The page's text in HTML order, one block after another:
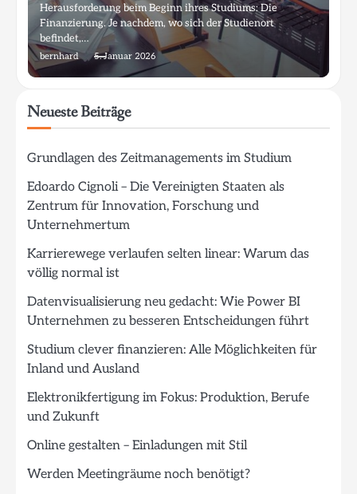
Herausforderung beim Beginn ihres Studiums: Die
Finanzierung. Je nachdem, wo sich der Studienort
befindet,…
bernhard 5. Januar 2026
Neueste Beiträge
Grundlagen des Zeitmanagements im Studium
Edoardo Cignoli – Die Vereinigten Staaten als
Zentrum für Innovation, Forschung und
Unternehmertum
Karrierewege verlaufen selten linear: Warum das
völlig normal ist
Datenvisualisierung neu gedacht: Wie Power BI
Unternehmen zu besseren Entscheidungen führt
Studium clever finanzieren: Alle Möglichkeiten für
Inland und Ausland
Elektronikfertigung im Fokus: Produktion, Berufe
und Zukunft
Online gestalten – Einladungen mit Stil
Werden Meetingräume noch benötigt?